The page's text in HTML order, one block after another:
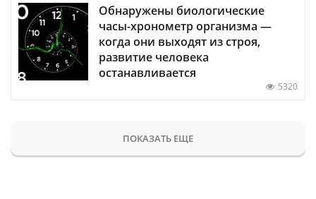
Обнаружены биологические
часы-хронометр организма —
когда они выходят из строя,
развитие человека
останавливается
5320
ПОКАЗАТЬ ЕЩЕ